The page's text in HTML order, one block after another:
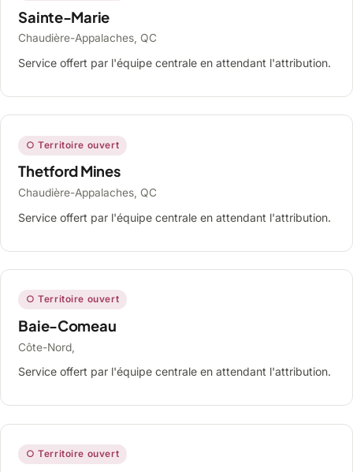
Sainte-Marie
Chaudière-Appalaches, QC
Service offert par l'équipe centrale en attendant l'attribution.
○ Territoire ouvert
Thetford Mines
Chaudière-Appalaches, QC
Service offert par l'équipe centrale en attendant l'attribution.
○ Territoire ouvert
Baie-Comeau
Côte-Nord,
Service offert par l'équipe centrale en attendant l'attribution.
○ Territoire ouvert